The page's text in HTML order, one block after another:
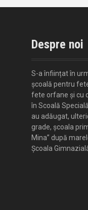
Despre noi
S-a înființat în
școală pentru
fete orfane și cu
în Scoală
au adăugat,
grade, școala
Mina” după
Școala